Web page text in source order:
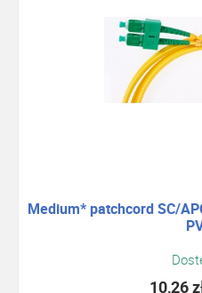
Medium* patchcord SC/
10,26